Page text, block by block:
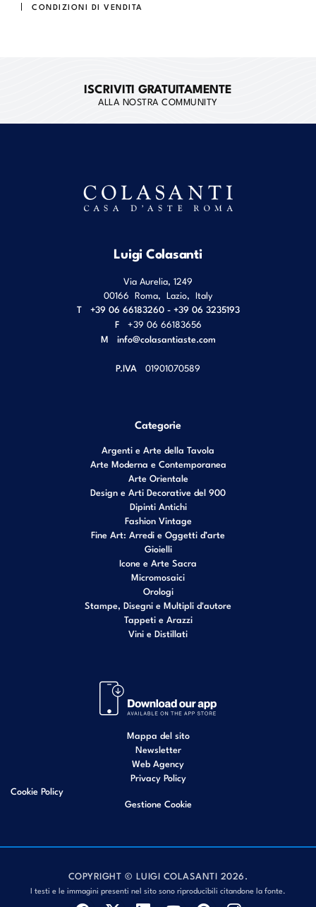
CONDIZIONI DI VENDITA
ISCRIVITI GRATUITAMENTE
ALLA NOSTRA COMMUNITY
Luigi Colasanti
Via Aurelia, 1249
00166 Roma, Lazio, Italy
T
+39 06 66183260 - +39 06 3235193
F
+39 06 66183656
M info@colasantiaste.com
P.IVA 01901070589
Categorie
Argenti e Arte della Tavola
Arte Moderna e Contemporanea
Arte Orientale
Design e Arti Decorative del 900
Dipinti Antichi
Fashion Vintage
Fine Art: Arredi e Oggetti d’arte
Gioielli
Icone e Arte Sacra
Micromosaici
Orologi
Stampe, Disegni e Multipli d'autore
Tappeti e Arazzi
Vini e Distillati
Mappa del sito
Newsletter
Web Agency
Privacy Policy
Cookie Policy
Gestione Cookie
COPYRIGHT © LUIGI COLASANTI 2026.
I testi e le immagini presenti nel sito sono riproducibili citandone la fonte.